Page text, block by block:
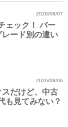
ェック！ バー
ード別の違い
2026/08/07
だけど、中古
も見てみない？
2026/08/06